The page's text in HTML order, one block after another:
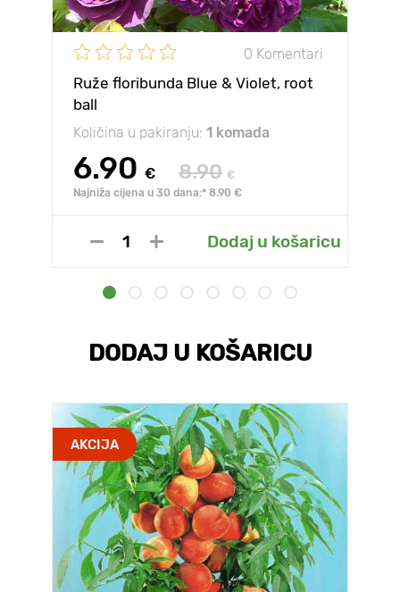
0 Komentari
Ruže floribunda Blue & Violet, root
ball
Količina u pakiranju: 1 komada
6.90 € 8.90 €
Najniža cijena u 30 dana:* 8.90 €
Dodaj u košaricu
DODAJ U KOŠARICU
AKCIJA